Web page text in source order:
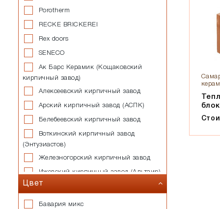
Porotherm
RECKE BRICKEREI
Rex doors
SENECO
Ак Барс Керамик (Кощаковский
кирпичный завод)
Алексеевский кирпичный завод
Арский кирпичный завод (АСПК)
Белебеевский кирпичный завод
Воткинский кирпичный завод
(Энтузиастов)
Железногорский кирпичный завод
Ижевский кирпичный завод (Альтаир)
Казанский завод силикатных
Цвет
Бавария микс